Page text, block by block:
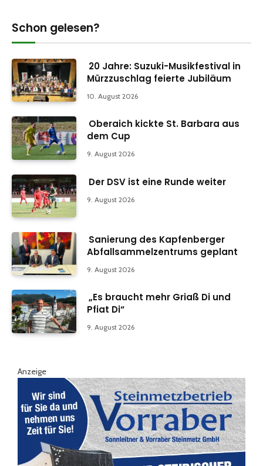
Schon gelesen?
20 Jahre: Suzuki-Musikfestival in
Mürzzuschlag feierte Jubiläum
10. August 2026
Oberaich kickte St. Barbara aus
dem Cup
9. August 2026
Der DSV ist eine Runde weiter
9. August 2026
Sanierung des Kapfenberger
Abfallsammelzentrums geplant
9. August 2026
„Es braucht mehr Griaß Di und
Pfiat Di“
9. August 2026
Anzeige